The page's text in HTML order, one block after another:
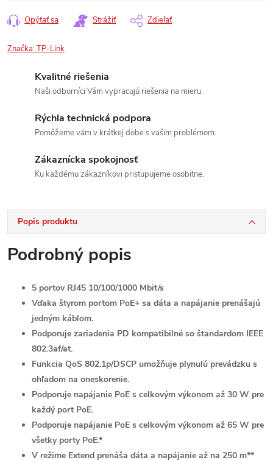
Opýtať sa Strážiť Zdieľať
Značka:TP-Link
Kvalitné riešenia
Naši odborníci Vám vypracujú riešenia na mieru.
Rýchla technická podpora
Pomôžeme vám v krátkej dobe s vašim problémom.
Zákaznícka spokojnosť
Ku každému zákazníkovi pristupujeme osobitne.
Popis produktu
Podrobný popis
5 portov RJ45 10/100/1000 Mbit/s
Vďaka štyrom portom PoE+ sa dáta a napájanie prenášajú
jedným káblom.
Podporuje zariadenia PD kompatibilné so štandardom IEEE
802.3af/at.
Funkcia QoS 802.1p/DSCP umožňuje plynulú prevádzku s
ohľadom na oneskorenie.
Podporuje napájanie PoE s celkovým výkonom až 30 W pre
každý port PoE.
Podporuje napájanie PoE s celkovým výkonom až 65 W pre
všetky porty PoE.*
V režime Extend prenáša dáta a napájanie až na 250 m**